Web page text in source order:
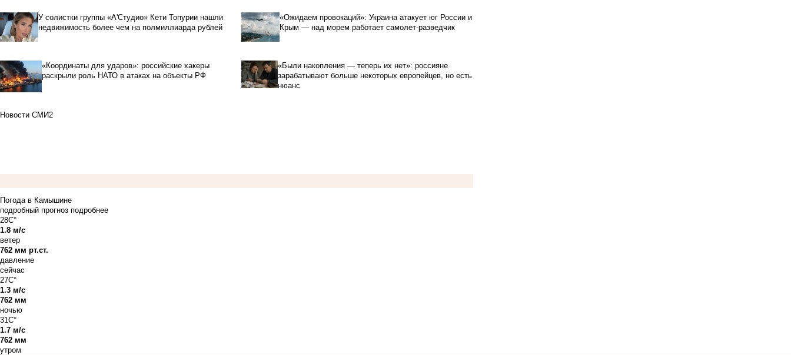
У солистки группы «А'Студио» Кети Топурии нашли
недвижимость более чем на полмиллиарда рублей
«Ожидаем провокаций»: Украина атакует юг России и
Крым — над морем работает самолет-разведчик
«Координаты для ударов»: российские хакеры
раскрыли роль НАТО в атаках на объекты РФ
«Были накопления — теперь их нет»: россияне
зарабатывают больше некоторых европейцев, но есть
нюанс
Новости СМИ2
Погода в Камышине
подробный прогноз подробнее
28C°
1.8 м/с
ветер
762 мм рт.ст.
давление
сейчас
27C°
1.3 м/с
762 мм
ночью
31C°
1.7 м/с
762 мм
утром